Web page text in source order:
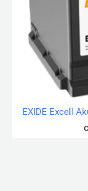
EXIDE Excell